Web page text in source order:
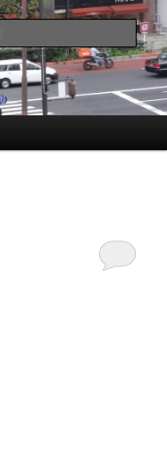
りして書き散らすblogサイト
検
索